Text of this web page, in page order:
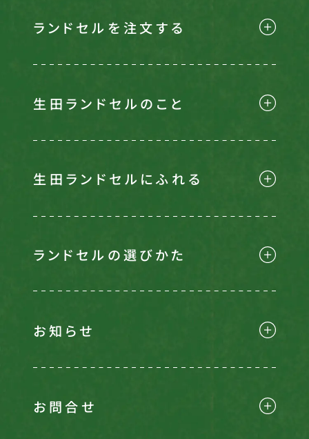
ランドセルを注文する
生田ランドセルのこと
生田ランドセルにふれる
ランドセルの選びかた
お知らせ
お問合せ